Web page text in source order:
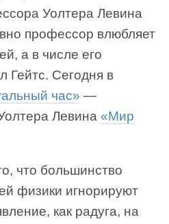
Уолтера Левина
профессор влюбляет
а в числе его
Гейтс. Сегодня в
час» —
Левина «Мир
что большинство
физики игнорируют
как радуга, на